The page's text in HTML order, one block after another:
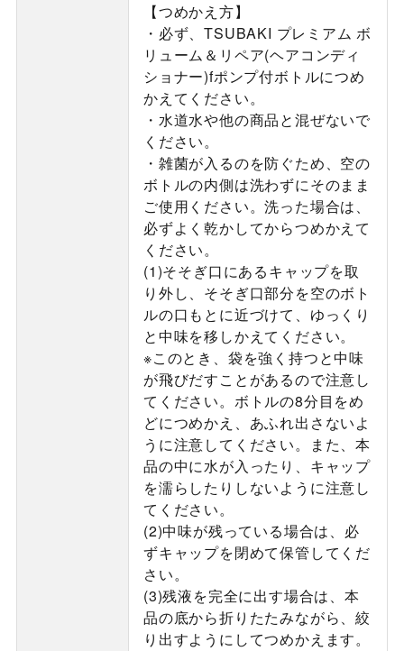
【つめかえ方】
・必ず、TSUBAKI プレミアム ボ
リューム＆リペア(ヘアコンディ
ショナー)fポンプ付ボトルにつめ
かえてください。
・水道水や他の商品と混ぜないで
ください。
・雑菌が入るのを防ぐため、空の
ボトルの内側は洗わずにそのまま
ご使用ください。洗った場合は、
必ずよく乾かしてからつめかえて
ください。
(1)そそぎ口にあるキャップを取
り外し、そそぎ口部分を空のボト
ルの口もとに近づけて、ゆっくり
と中味を移しかえてください。
※このとき、袋を強く持つと中味
が飛びだすことがあるので注意し
てください。ボトルの8分目をめ
どにつめかえ、あふれ出さないよ
うに注意してください。また、本
品の中に水が入ったり、キャップ
を濡らしたりしないように注意し
てください。
(2)中味が残っている場合は、必
ずキャップを閉めて保管してくだ
さい。
(3)残液を完全に出す場合は、本
品の底から折りたたみながら、絞
り出すようにしてつめかえます。